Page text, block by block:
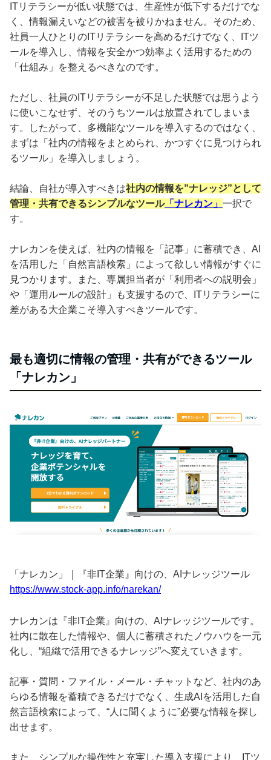
ITリテラシーが低い状態では、生産性が低下するだけでな
く、情報漏えいなどの被害を被りかねません。そのため、
社員一人ひとりのITリテラシーを高めるだけでなく、ITツ
ールを導入し、情報を安全かつ効率よく活用するための
「仕組み」を整えるべきなのです。
ただし、社員のITリテラシーが不足した状態では思うよう
に使いこなせず、そのうちツールは放置されてしまいま
す。したがって、多機能なツールを導入するのではなく、
まずは「社内の情報をまとめられ、かつすぐに見つけられ
るツール」を導入しましょう。
結論、自社が導入すべきは社内の情報を”ナレッジ”として
管理・共有できるシンプルなツール「ナレカン」 一択で
す。
ナレカンを使えば、社内の情報を「記事」に蓄積でき、AI
を活用した「自然言語検索」によって欲しい情報がすぐに
見つかります。また、専属担当者が「利用者への説明会」
や「運用ルールの設計」も支援するので、ITリテラシーに
差がある大企業こそ導入すべきツールです。
最も適切に情報の管理・共有ができるツール
「ナレカン」
「ナレカン」｜『非IT企業』向けの、AIナレッジツール
https://www.stock-app.info/narekan/
ナレカンは『非IT企業』向けの、AIナレッジツールです。
社内に散在した情報や、個人に蓄積されたノウハウを一元
化し、“組織で活用できるナレッジ”へ変えていきます。
記事・質問・ファイル・メール・チャットなど、社内のあ
らゆる情報を蓄積できるだけでなく、生成AIを活用した自
然言語検索によって、“人に聞くように”必要な情報を探し
出せます。
また、シンプルな操作性と充実した導入支援により、ITツ